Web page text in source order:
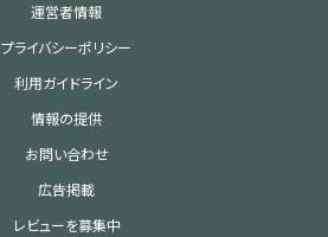
運営者情報
プライバシーポリシー
利用ガイドライン
情報の提供
お問い合わせ
広告掲載
レビューを募集中